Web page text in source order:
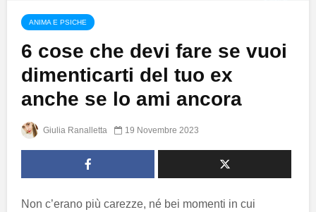
ANIMA E PSICHE
6 cose che devi fare se vuoi
dimenticarti del tuo ex
anche se lo ami ancora
Giulia Ranalletta 19 Novembre 2023
Non c’erano più carezze, né bei momenti in cui